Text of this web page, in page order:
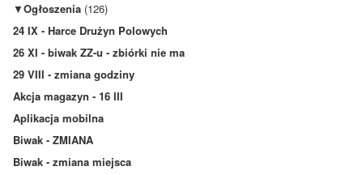
▼Ogłoszenia (126)
24 IX - Harce Drużyn Polowych
26 XI - biwak ZZ-u - zbiórki nie ma
29 VIII - zmiana godziny
Akcja magazyn - 16 III
Aplikacja mobilna
Biwak - ZMIANA
Biwak - zmiana miejsca